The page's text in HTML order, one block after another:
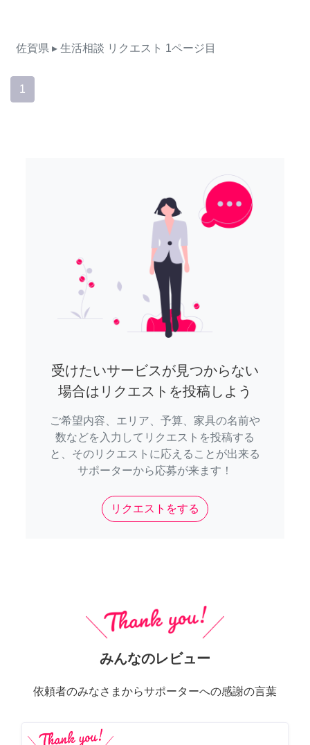
佐賀県 ▸ 生活相談 リクエスト 1ページ目
1
受けたいサービスが見つからない
場合はリクエストを投稿しよう
ご希望内容、エリア、予算、家具の名前や
数などを入力してリクエストを投稿する
と、そのリクエストに応えることが出来る
サポーターから応募が来ます！
リクエストをする
みんなのレビュー
依頼者のみなさまからサポーターへの感謝の言葉